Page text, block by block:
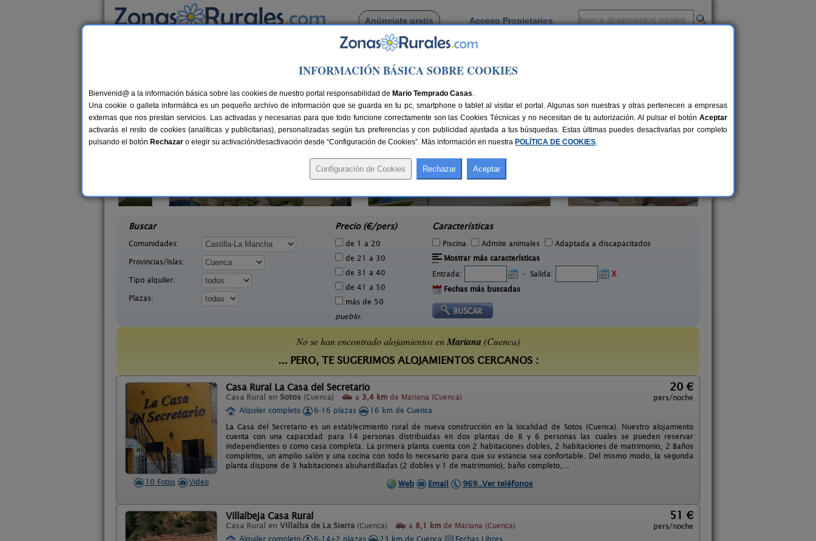
Anúnciate gratis Acceso Propietarios
Busca por pueblo
> Mariana
Casas Rurales cerca de Mariana
40 €
Casa Rural El Tesorillo
Buscar
Comunidades:
Provincias/Islas:
Tipo alquiler:
Plazas:
Precio (€/pers)
de 1 a 20
de 21 a 30
de 31 a 40
de 41 a 50
más de 50
pueblo:
Características
Piscina Admite animales
Adaptada a discapacitados
Mostrar más características
Entrada:
- Salida:
X
Fechas más buscadas
No se han encontrado alojamientos enMariana (Cuenca)
... PERO, TE SUGERIMOS ALOJAMIENTOS CERCANOS :
10 Fotos Video
Casa Rural La Casa del Secretario
Casa Rural en Sotos (Cuenca) a 3,4 km de Mariana (Cuenca)
20 €
pers/noche
Alquiler completo
6-16 plazas
16 km de Cuenca
La Casa del Secretario es un establecimiento rural de nueva construcción en la localidad de Sotos (Cuenca). Nuestro alojamiento
cuenta con una capacidad para 14 personas distribuidas en dos plantas de 8 y 6 personas las cuales se pueden reservar
independientes o como casa completa. La primera planta cuenta con 2 habitaciones dobles, 2 habitaciones de matrimonio, 2 Baños
completos, un amplio salón y una cocina con todo lo necesario para que su estancia sea confortable. Del mismo modo, la segunda
planta dispone de 3 habitaciones abuhardilladas (2 dobles y 1 de matrimonio), baño completo,...
Web
Email 969..Ver teléfonos
Villalbeja Casa Rural
Casa Rural en Villalba de La Sierra (Cuenca) a 8,1 km de Mariana (Cuenca)
51 €
pers/noche
Alquiler completo
6-14+2 plazas 23 km de Cuenca
Fechas Libres
INFORMACIÓN BÁSICA SOBRE COOKIES
Bienvenid@ a la información básica sobre las cookies de nuestro portal responsabilidad de Mario Temprado Casas.
Una cookie o galleta informática es un pequeño archivo de información que se guarda en tu pc, smartphone o tablet al visitar el portal. Algunas son nuestras y otras pertenecen a empresas
externas que nos prestan servicios. Las activadas y necesarias para que todo funcione correctamente son las Cookies Técnicas y no necesitan de tu autorización. Al pulsar el botón Aceptar
activarás el resto de cookies (analíticas y publicitarias), personalizadas según tus preferencias y con publicidad ajustada a tus búsquedas. Estas últimas puedes desactivarlas por completo
pulsando el botón Rechazar o elegir su activación/desactivación desde “Configuración de Cookies”. Más información en nuestra POLÍTICA DE COOKIES.